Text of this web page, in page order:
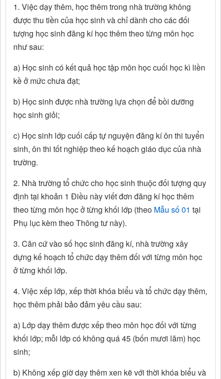
1. Việc dạy thêm, học thêm trong nhà trường không
được thu tiền của học sinh và chỉ dành cho các đối
tượng học sinh đăng kí học thêm theo từng môn học
như sau:
a) Học sinh có kết quả học tập môn học cuối học kì liền
kề ở mức chưa đạt;
b) Học sinh được nhà trường lựa chọn để bồi dưỡng
học sinh giỏi;
c) Học sinh lớp cuối cấp tự nguyện đăng kí ôn thi tuyển
sinh, ôn thi tốt nghiệp theo kế hoạch giáo dục của nhà
trường.
2. Nhà trường tổ chức cho học sinh thuộc đối tượng quy
định tại khoản 1 Điều này viết đơn đăng kí học thêm
theo từng môn học ở từng khối lớp (theo Mẫu số 01 tại
Phụ lục kèm theo Thông tư này).
3. Căn cứ vào số học sinh đăng kí, nhà trường xây
dựng kế hoạch tổ chức dạy thêm đối với từng môn học
ở từng khối lớp.
4. Việc xếp lớp, xếp thời khóa biểu và tổ chức dạy thêm,
học thêm phải bảo đảm yêu cầu sau:
a) Lớp dạy thêm được xếp theo môn học đối với từng
khối lớp; mỗi lớp có không quá 45 (bốn mươi lăm) học
sinh;
b) Không xếp giờ dạy thêm xen kẽ với thời khóa biểu và